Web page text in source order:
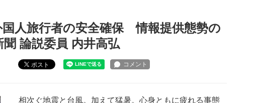
471】外国人旅行者の安全確保 情報提供態勢の充実を 観光経済新聞 論説委員 内井
国人旅行者の安全確保 情報提供態勢の
論説委員 内井高弘
ポスト
相次ぐ地震と台風。加えて猛暑。心身ともに疲れる事態